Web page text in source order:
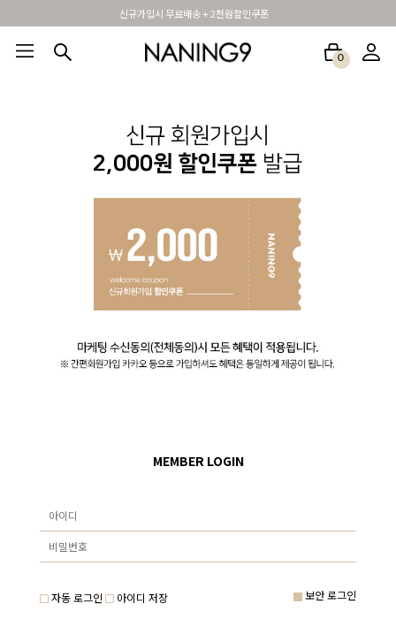
신규가입시 무료배송 + 2천원할인쿠폰
0
MEMBER LOGIN
자동 로그인 아이디 저장 보안 로그인